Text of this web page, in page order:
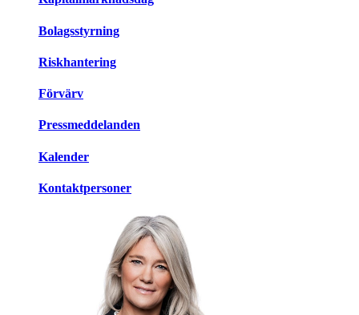
Bolagsstyrning
Riskhantering
Förvärv
Pressmeddelanden
Kalender
Kontaktpersoner